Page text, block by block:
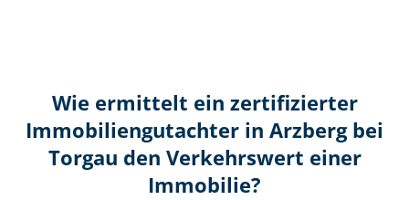
Wie ermittelt ein zertifizierter
Immobilien­gutachter in Arzberg bei
Torgau den Verkehrswert einer
Immobilie?